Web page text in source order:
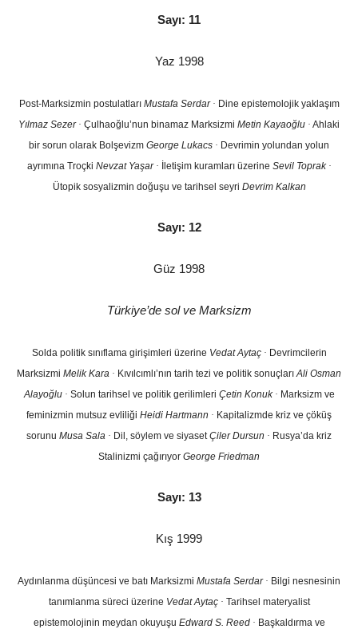
Sayı: 11
Yaz 1998
Post-Marksizmin postulatları Mustafa Serdar · Dine epistemolojik yaklaşım
Yılmaz Sezer · Çulhaoğlu’nun binamaz Marksizmi Metin Kayaoğlu · Ahlaki
bir sorun olarak Bolşevizm George Lukacs · Devrimin yolundan yolun
ayrımına Troçki Nevzat Yaşar · İletişim kuramları üzerine Sevil Toprak ·
Ütopik sosyalizmin doğuşu ve tarihsel seyri Devrim Kalkan
Sayı: 12
Güz 1998
Türkiye’de sol ve Marksizm
Solda politik sınıflama girişimleri üzerine Vedat Aytaç · Devrimcilerin
Marksizmi Melik Kara · Kıvılcımlı’nın tarih tezi ve politik sonuçlarıAli Osman
Alayoğlu · Solun tarihsel ve politik gerilimleri Çetin Konuk · Marksizm ve
feminizmin mutsuz evliliği Heidi Hartmann · Kapitalizmde kriz ve çöküş
sorunu Musa Sala · Dil, söylem ve siyasetÇiler Dursun · Rusya’da kriz
Stalinizmi çağırıyor George Friedman
Sayı: 13
Kış 1999
Aydınlanma düşüncesi ve batı Marksizmi Mustafa Serdar · Bilgi nesnesinin
tanımlanma süreci üzerine Vedat Aytaç · Tarihsel materyalist
epistemolojinin meydan okuyuşu Edward S. Reed · Başkaldırma ve